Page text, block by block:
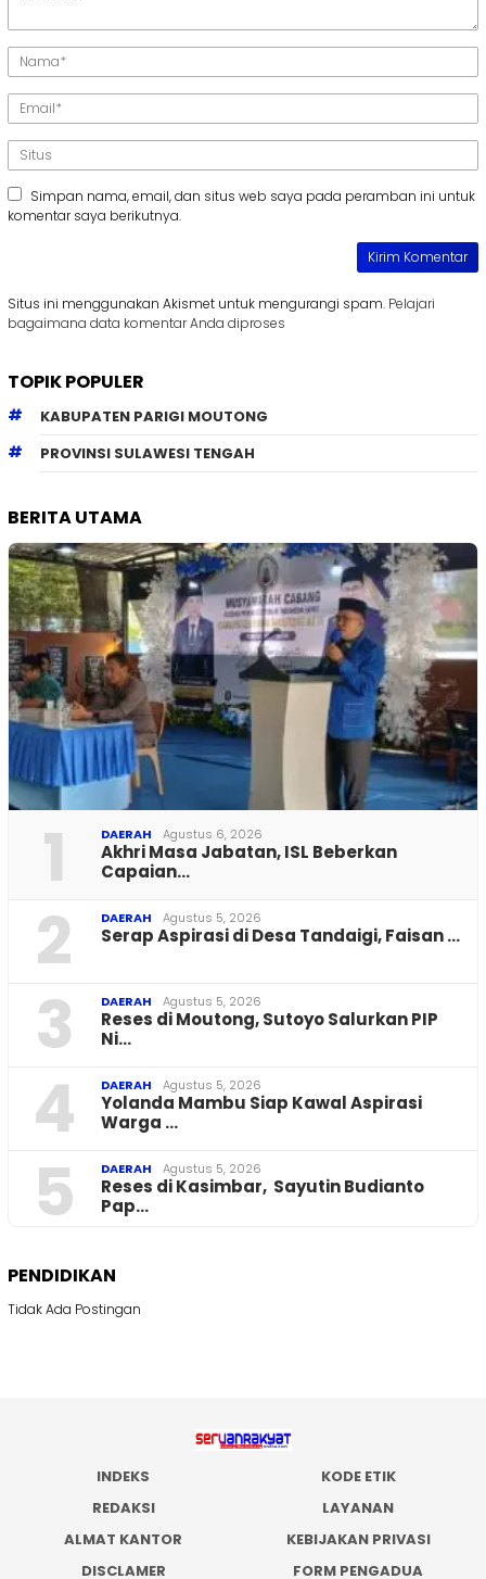
Simpan nama, email, dan situs web saya pada peramban ini untuk
komentar saya berikutnya.
Situs ini menggunakan Akismet untuk mengurangi spam. Pelajari
bagaimana data komentar Anda diproses
TOPIK POPULER
KABUPATEN PARIGI MOUTONG
PROVINSI SULAWESI TENGAH
BERITA UTAMA
1 DAERAH Agustus 6, 2026
Akhri Masa Jabatan, ISL Beberkan
Capaian…
2 DAERAH Agustus 5, 2026
Serap Aspirasi di Desa Tandaigi, Faisan …
3 DAERAH Agustus 5, 2026
Reses di Moutong, Sutoyo Salurkan PIP
Ni…
4 DAERAH Agustus 5, 2026
Yolanda Mambu Siap Kawal Aspirasi
Warga …
5 DAERAH Agustus 5, 2026
Reses di Kasimbar, Sayutin Budianto
Pap…
PENDIDIKAN
Tidak Ada Postingan
INDEKS
KODE ETIK
REDAKSI
LAYANAN
ALMAT KANTOR
KEBIJAKAN PRIVASI
DISCLAMER
FORM PENGADUA